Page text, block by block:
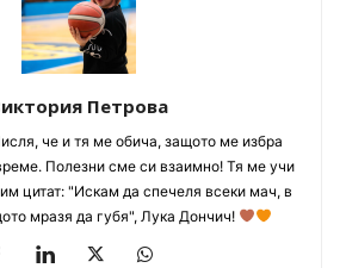
Петрова
че и тя ме обича, защото ме избра
Полезни сме си взаимно! Тя ме учи
цитат: "Искам да спечеля всеки мач, в
мразя да губя", Лука Дончич!